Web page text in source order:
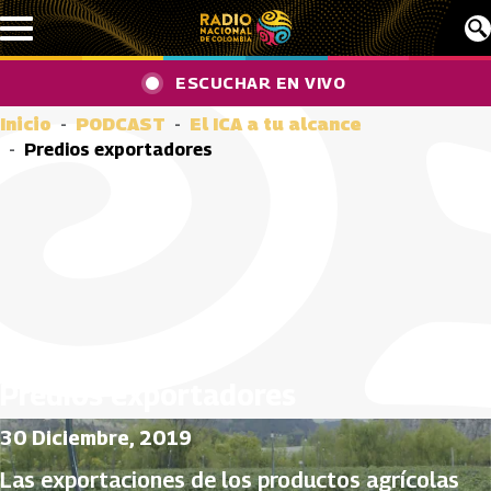
Pasar al contenido principal
ESCUCHAR EN VIVO
Inicio PODCAST
El ICA a tu alcance
Predios exportadores
30 Diciembre, 2019
Las exportaciones de los productos agrícolas